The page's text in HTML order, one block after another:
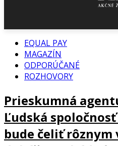
EQUAL PAY
MAGAZÍN
ODPORÚČANÉ
ROZHOVORY
Prieskumná
Ľudská
bude čeliť rôznym